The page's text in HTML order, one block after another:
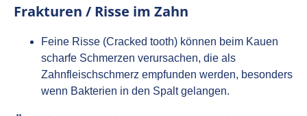
Frakturen / Risse im Zahn
Feine Risse (Cracked tooth) können beim Kauen
scharfe Schmerzen verursachen, die als
Zahnfleischschmerz empfunden werden, besonders
wenn Bakterien in den Spalt gelangen.